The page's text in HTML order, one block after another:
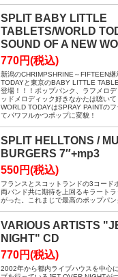
SPLIT BABY LITTLE
TABLETS/WORLD
SOUND OF A NEW
770円(税込)
新潟のCHRIMPSHRINE～FIFTEEN継
TODAYと東京のBABY LITTLE
登場！！！ポップパンク、ラフメロ
ッドメロディック好きなかたは聴いて
WORLD TODAYはSPRAY PAINTの
てパワフルかつポップに変貌！
SPLIT HELLTONS /
BURGERS 7″+mp3
550円(税込)
フランスとスコットランドの3コード
両バンド共に期待を上回るキラート
がった。これまじで最高のポップパン
VARIOUS ARTISTS
NIGHT" CD
770円(税込)
2002年から都内ライブハウスを中心